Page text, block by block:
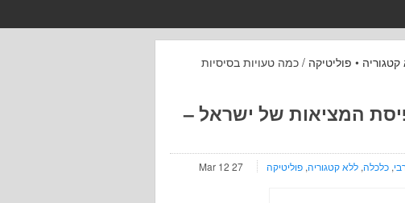
• פוליטיקה / כמה טעויות בסיסיות
המציאות של ישראל –
, כלכלה, ללא קטגוריה, פוליטיקה 27 Mar 12